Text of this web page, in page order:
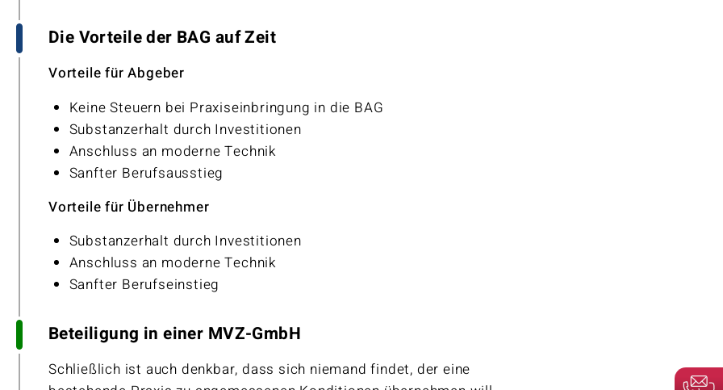
Die Vorteile der BAG auf Zeit
Vorteile für Abgeber
Keine Steuern bei Praxiseinbringung in die BAG
Substanzerhalt durch Investitionen
Anschluss an moderne Technik
Sanfter Berufsausstieg
Vorteile für Übernehmer
Substanzerhalt durch Investitionen
Anschluss an moderne Technik
Sanfter Berufseinstieg
Beteiligung in einer MVZ-GmbH
Schließlich ist auch denkbar, dass sich niemand findet, der eine